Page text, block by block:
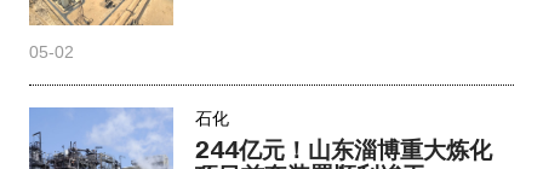
05-02
石化
244亿元！山东淄博重大炼化